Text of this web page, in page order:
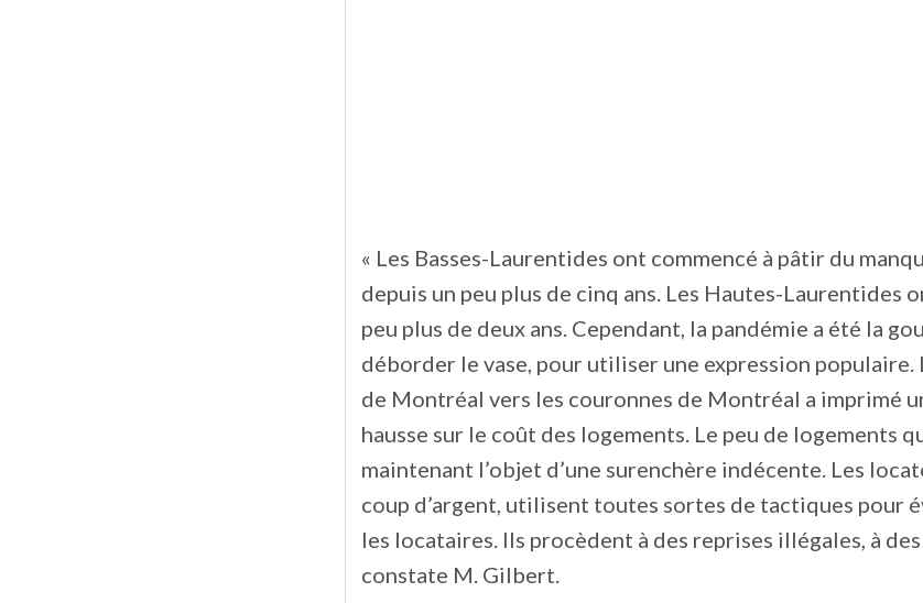
« Les Basses-Laurentides ont commencé à pâtir du
depuis un peu plus de cinq ans. Les Hautes-Laurentides
peu plus de deux ans. Cependant, la pandémie a été la
déborder le vase, pour utiliser une expression populaire.
de Montréal vers les couronnes de Montréal a imprimé
hausse sur le coût des logements. Le peu de logements
maintenant l’objet d’une surenchère indécente. Les
coup d’argent, utilisent toutes sortes de tactiques pour
les locataires. Ils procèdent à des reprises illégales, à des
constate M. Gilbert.